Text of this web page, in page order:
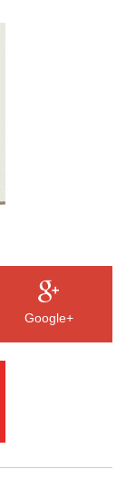
Google+